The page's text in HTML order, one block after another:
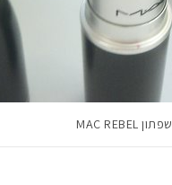
שפתון MAC REBEL